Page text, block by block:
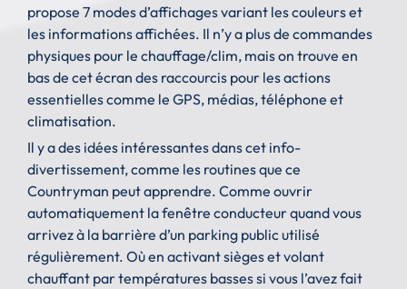
propose 7 modes d’affichages variant les couleurs et
les informations affichées. Il n’y a plus de commandes
physiques pour le chauffage/clim, mais on trouve en
bas de cet écran des raccourcis pour les actions
essentielles comme le GPS, médias, téléphone et
climatisation.
Il y a des idées intéressantes dans cet info-
divertissement, comme les routines que ce
Countryman peut apprendre. Comme ouvrir
automatiquement la fenêtre conducteur quand vous
arrivez à la barrière d’un parking public utilisé
régulièrement. Où en activant sièges et volant
chauffant par températures basses si vous l’avez fait